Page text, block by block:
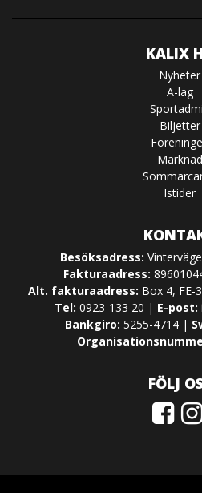
KALIX
Nyheter
A-lag
Biljetter
Marknad
Istider
Besöksadress:
Fakturaadress:
Alt. fakturaadress: Box 4, FE-
Tel: 0923-133 20 | E-post:
Bankgiro: 5255-4714 |
FÖLJ